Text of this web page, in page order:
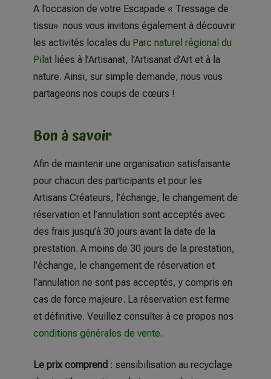
A l’occasion de votre Escapade « Tressage de
tissu» nous vous invitons également à découvrir
les activités locales du Parc naturel régional du
Pilat liées à l’Artisanat, l’Artisanat d’Art et à la
nature. Ainsi, sur simple demande, nous vous
partageons nos coups de cœurs !
Bon à savoir
Afin de maintenir une organisation satisfaisante
pour chacun des participants et pour les
Artisans Créateurs, l’échange, le changement de
réservation et l’annulation sont acceptés avec
des frais jusqu’à 30 jours avant la date de la
prestation. A moins de 30 jours de la prestation,
l’échange, le changement de réservation et
l’annulation ne sont pas acceptés, y compris en
cas de force majeure. La réservation est ferme
et définitive. Veuillez consulter à ce propos nos
conditions générales de vente.
Le prix comprend : sensibilisation au recyclage